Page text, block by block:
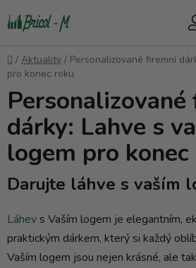
na
Domů
/ Aktuality / Personalizované firemní
pro konec roku
dárky: Lahve s
logem pro
Darujte láhve s vaším
Láhev s Vaším logem je elegantním,
praktickým dárkem, který si každý
Vaším logem jsou nejen krásné, ale